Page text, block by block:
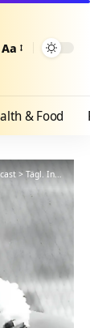
Aa
& Food
> Tägl. Inspiration